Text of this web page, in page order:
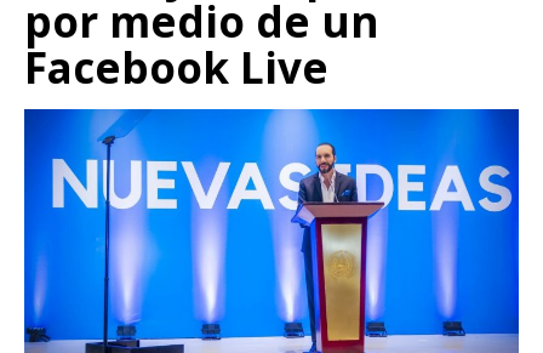
por medio de un
Facebook Live